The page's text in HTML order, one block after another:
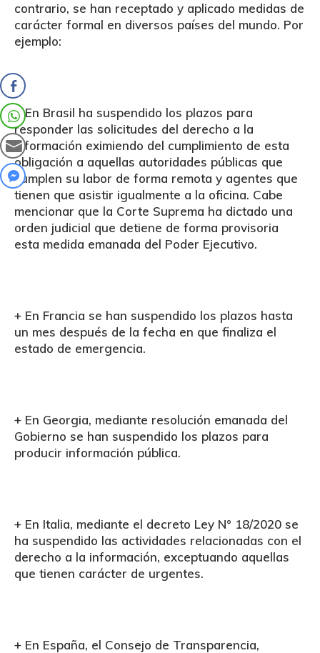
contrario, se han receptado y aplicado medidas de
carácter formal en diversos países del mundo. Por
ejemplo:
+ En Brasil ha suspendido los plazos para
responder las solicitudes del derecho a la
información eximiendo del cumplimiento de esta
obligación a aquellas autoridades públicas que
cumplen su labor de forma remota y agentes que
tienen que asistir igualmente a la oficina. Cabe
mencionar que la Corte Suprema ha dictado una
orden judicial que detiene de forma provisoria
esta medida emanada del Poder Ejecutivo.
+ En Francia se han suspendido los plazos hasta
un mes después de la fecha en que finaliza el
estado de emergencia.
+ En Georgia, mediante resolución emanada del
Gobierno se han suspendido los plazos para
producir información pública.
+ En Italia, mediante el decreto Ley N° 18/2020 se
ha suspendido las actividades relacionadas con el
derecho a la información, exceptuando aquellas
que tienen carácter de urgentes.
+ En España, el Consejo de Transparencia,